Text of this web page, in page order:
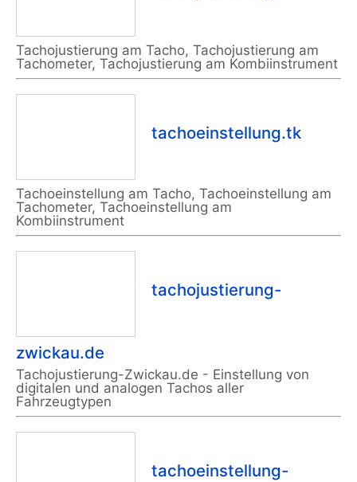
Tachojustierung am Tacho, Tachojustierung am
Tachometer, Tachojustierung am Kombiinstrument
tachoeinstellung.tk
Tachoeinstellung am Tacho, Tachoeinstellung am
Tachometer, Tachoeinstellung am
Kombiinstrument
tachojustierung-
zwickau.de
Tachojustierung-Zwickau.de - Einstellung von
digitalen und analogen Tachos aller
Fahrzeugtypen
tachoeinstellung-